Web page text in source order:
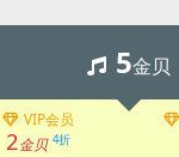
5金贝
VIP会员
2金贝 4折